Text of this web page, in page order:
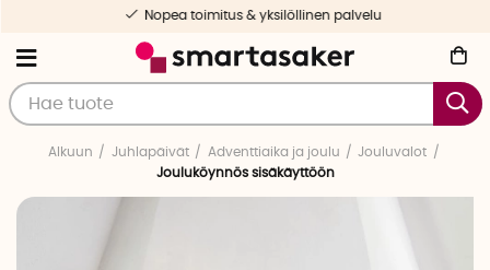
Nopea toimitus & yksilöllinen palvelu
Alkuun Juhlapäivät Adventtiaika ja joulu
Jouluvalot
Jouluköynnös sisäkäyttöön